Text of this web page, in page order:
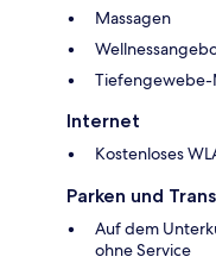
Massagen
Tiefengewebe-
Internet
Kostenloses
Parken und
Auf dem
ohne Service